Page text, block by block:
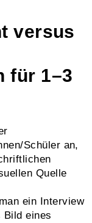
versus
für 1–3
Schüler an,
Quelle
ein Interview
Bild eines